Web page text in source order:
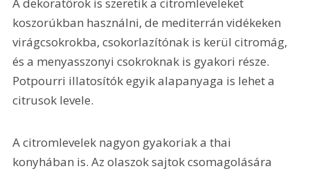
koszorúkban használni, de mediterrán vidékeken
virágcsokrokba, csokorlazítónak is kerül citromág,
és a menyasszonyi csokroknak is gyakori része.
Potpourri illatosítók egyik alapanyaga is lehet a
citrusok levele.
A citromlevelek nagyon gyakoriak a thai
konyhában is. Az olaszok sajtok csomagolására